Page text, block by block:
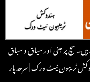
سچ پر مبنی اور سیاق و سباق
ٹریبون نیٹ ورک | سرحد پار